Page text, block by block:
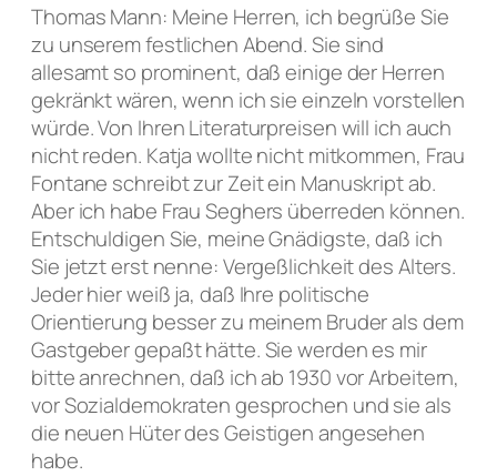
Thomas Mann: Meine Herren, ich begrüße Sie
zu unserem festlichen Abend. Sie sind
allesamt so prominent, daß einige der Herren
gekränkt wären, wenn ich sie einzeln vorstellen
würde. Von Ihren Literaturpreisen will ich auch
nicht reden. Katja wollte nicht mitkommen, Frau
Fontane schreibt zur Zeit ein Manuskript ab.
Aber ich habe Frau Seghers überreden können.
Entschuldigen Sie, meine Gnädigste, daß ich
Sie jetzt erst nenne: Vergeßlichkeit des Alters.
Jeder hier weiß ja, daß Ihre politische
Orientierung besser zu meinem Bruder als dem
Gastgeber gepaßt hätte. Sie werden es mir
bitte anrechnen, daß ich ab 1930 vor Arbeitern,
vor Sozialdemokraten gesprochen und sie als
die neuen Hüter des Geistigen angesehen
habe.